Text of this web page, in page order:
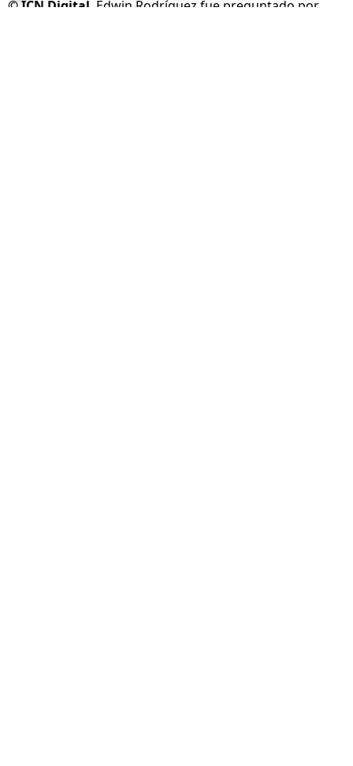
©ICN Digital Edwin Rodríguez fue preguntado por